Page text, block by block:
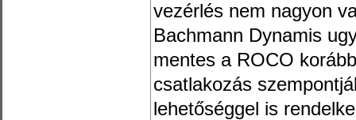
vezérlés nem nagyon
Bachmann Dynamis
mentes a ROCO
csatlakozás
lehetőséggel is